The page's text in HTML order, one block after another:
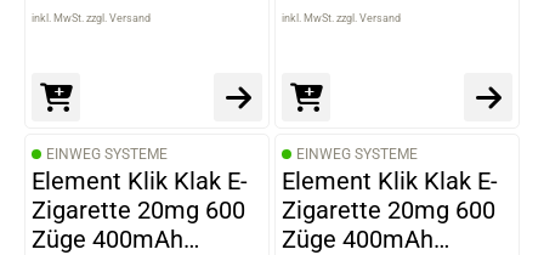
inkl. MwSt. zzgl. Versand inkl. MwSt. zzgl. Versand
EINWEG SYSTEME
Element Klik Klak E-
Zigarette 20mg 600
Züge 400mAh
EINWEG SYSTEME
Element Klik Klak E-
Zigarette 20mg 600
Züge 400mAh